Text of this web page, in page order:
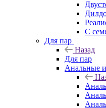
С
Для пар
Назад
Для пар
Анальные